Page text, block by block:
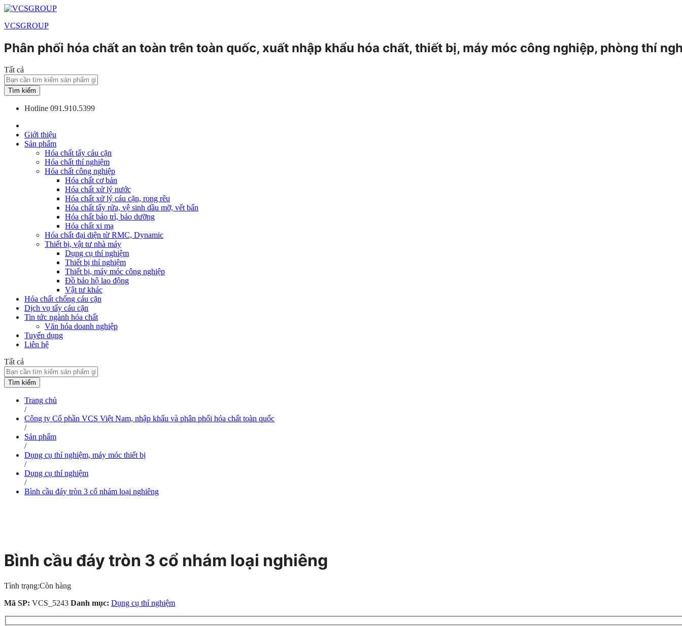
VCSGROUP
Phân phối hóa chất an toàn trên toàn quốc, xuất nhập khẩu hóa chất, thiết bị, máy móc công nghiệp, phòng thí
Tất cả
Tìm kiếm
Hotline 091.910.5399
Giới thiệu
Sản phẩm
Hóa chất tẩy cáu cặn
Hóa chất thí nghiệm
Hóa chất công nghiệp
Hóa chất cơ bản
Hóa chất xử lý nước
Hóa chất xử lý cáu cặn, rong rêu
Hóa chất tẩy rửa, vệ sinh dầu mỡ, vết bẩn
Hóa chất bảo trì, bảo dưỡng
Hóa chất xi mạ
Hóa chất đại diện từ RMC, Dynamic
Thiết bị, vật tư nhà máy
Dụng cụ thí nghiệm
Thiết bị thí nghiệm
Thiết bị, máy móc công nghiệp
Đồ bảo hộ lao động
Vật tư khác
Hóa chất chống cáu cặn
Dịch vụ tẩy cáu cặn
Tin tức ngành hóa chất
Văn hóa doanh nghiệp
Tuyển dụng
Liên hệ
Tất cả
Tìm kiếm
Trang chủ
/
Công ty Cổ phần VCS Việt Nam, nhập khẩu và phân phối hóa chất toàn quốc
/
Sản phẩm
/
Dụng cụ thí nghiệm, máy móc thiết bị
/
Dụng cụ thí nghiệm
/
Bình cầu đáy tròn 3 cổ nhám loại nghiêng
Bình cầu đáy tròn 3 cổ nhám loại nghiêng
Tình trạng:Còn hàng
Mã SP: VCS_5243 Danh mục: Dụng cụ thí nghiệm